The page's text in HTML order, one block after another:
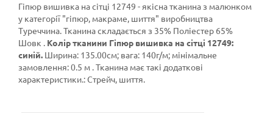
Гіпюр вишивка на сітці 12749 - якісна тканина з малюнком
у категорії "гіпюр, макраме, шиття" виробництва
Туреччина. Тканина складається з 35% Поліестер 65%
Шовк . Колір тканини Гіпюр вишивка на сітці 12749:
синій. Ширина: 135.00см; вага: 140г/м; мінімальне
замовлення: 0.5 м . Тканина має такі додаткові
характеристики.: Стрейч, шиття.